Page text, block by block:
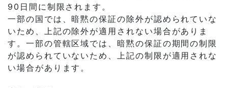
90日間に制限されます。
一部の国では、暗黙の保証の除外が認められていな
いため、上記の除外が適用されない場合がありま
す。一部の管轄区域では、暗黙の保証の期間の制限
が認められていないため、上記の制限が適用されな
い場合があります。